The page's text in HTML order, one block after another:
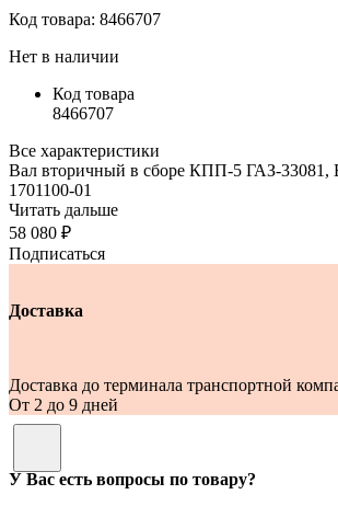
Код товара: 8466707
Нет в наличии
Код товара
8466707
Все характеристики
Вал вторичный в сборе КПП-5 ГАЗ-33081,
1701100-01
Читать дальше
58 080 ₽
Подписаться
Доставка
Доставка до терминала транспортной
От 2 до 9 дней
У Вас есть вопросы по товару?